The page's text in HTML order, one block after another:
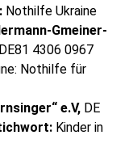
Nothilfe Ukraine
Gmeiner-
4306 0967
Nothilfe für
e.V, DE
Kinder in